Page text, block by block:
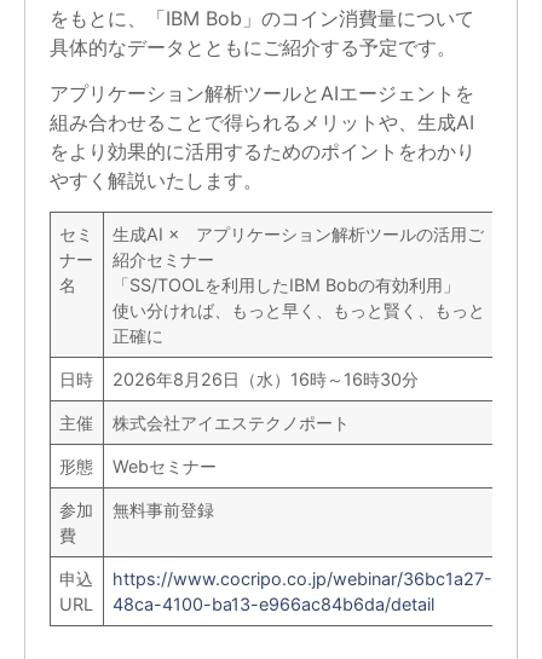
をもとに、「IBM Bob」のコイン消費量について
具体的なデータとともにご紹介する予定です。
アプリケーション解析ツールとAIエージェントを
組み合わせることで得られるメリットや、生成AI
をより効果的に活用するためのポイントをわかり
やすく解説いたします。
セミ
ナー
名
生成AI × アプリケーション解析ツールの活用ご
紹介セミナー
「SS/TOOLを利用したIBM Bobの有効利用」
使い分ければ、もっと早く、もっと賢く、もっと
正確に
日時 2026年8月26日（水）16時～16時30分
主催 株式会社アイエステクノポート
形態 Webセミナー
参加
費
無料事前登録
申込
URL
https://www.cocripo.co.jp/webinar/36bc1a27-
48ca-4100-ba13-e966ac84b6da/detail